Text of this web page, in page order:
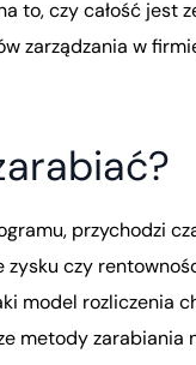
to, czy całość jest
zarządzania w
przychodzi
zysku czy
model rozliczenia
metody zarabiania